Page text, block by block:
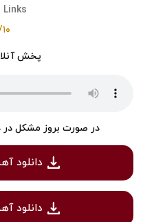
۱۰
پخش
در صورت بروز مشکل در
دانلود
دانلود